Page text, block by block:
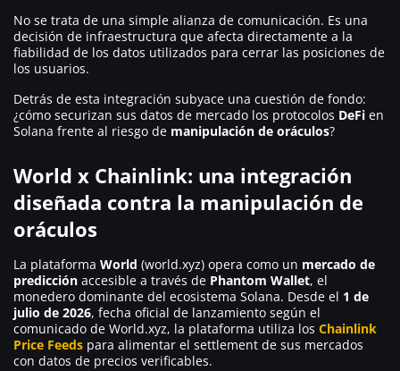
No se trata de una simple alianza de comunicación. Es una
decisión de infraestructura que afecta directamente a la
fiabilidad de los datos utilizados para cerrar las posiciones de
los usuarios.
Detrás de esta integración subyace una cuestión de fondo:
¿cómo securizan sus datos de mercado los protocolos DeFi en
Solana frente al riesgo de manipulación de oráculos?
World x Chainlink: una integración
diseñada contra la manipulación de
oráculos
La plataforma World (world.xyz) opera como un mercado de
predicción accesible a través de Phantom Wallet, el
monedero dominante del ecosistema Solana. Desde el 1 de
julio de 2026, fecha oficial de lanzamiento según el
comunicado de World.xyz, la plataforma utiliza los Chainlink
Price Feeds para alimentar el settlement de sus mercados
con datos de precios verificables.